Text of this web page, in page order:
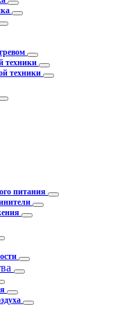
техники
техники
питания